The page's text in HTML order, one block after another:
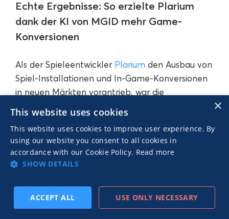
Echte Ergebnisse: So erzielte Plarium
dank der KI von MGID mehr Game-
Konversionen
Als der Spieleentwickler Plarium den Ausbau von
Spiel-Installationen und In-Game-Konversionen
in neuen Märkten vorantrieb, war die
innerhalb des Cost-per-Registration-Benchmarks
bleiben und bis zum siebten Tag einen starken
ROAS liefern – und das in einigen der
wettbewerbsintensivsten Gaming-Märkte.
MGID reagierte mit einer Strategie, die auf
kreativer Automatisierung und KI-gesteuerter
×
This website uses cookies
This website uses cookies to improve user experience. By
using our website you consent to all cookies in
accordance with our Cookie Policy. Read more
SHOW DETAILS
ACCEPT ALL USE ONLY NECESSARY